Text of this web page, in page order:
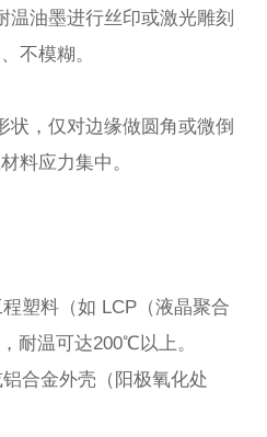
油墨进行丝印或激光雕刻
不模糊。
，仅对边缘做圆角或微倒
料应力集中。
塑料（如 LCP（液晶聚合
耐温可达200℃以上。
合金外壳（阳极氧化处